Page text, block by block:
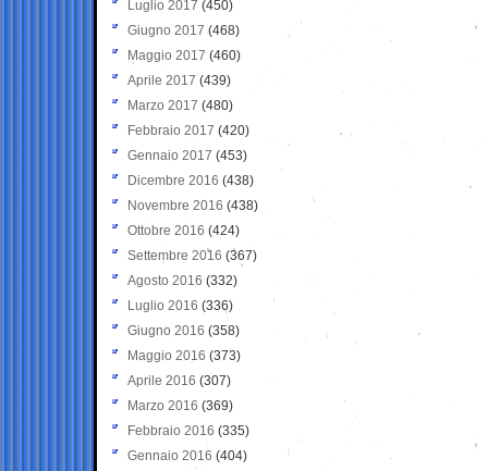
Luglio 2017 (450)
Giugno 2017 (468)
Maggio 2017 (460)
Aprile 2017 (439)
Marzo 2017 (480)
Febbraio 2017 (420)
Gennaio 2017 (453)
Dicembre 2016 (438)
Novembre 2016 (438)
Ottobre 2016 (424)
Settembre 2016 (367)
Agosto 2016 (332)
Luglio 2016 (336)
Giugno 2016 (358)
Maggio 2016 (373)
Aprile 2016 (307)
Marzo 2016 (369)
Febbraio 2016 (335)
Gennaio 2016 (404)